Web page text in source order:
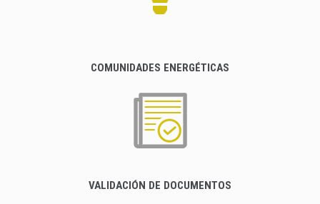
COMUNIDADES ENERGÉTICAS
VALIDACIÓN DE DOCUMENTOS